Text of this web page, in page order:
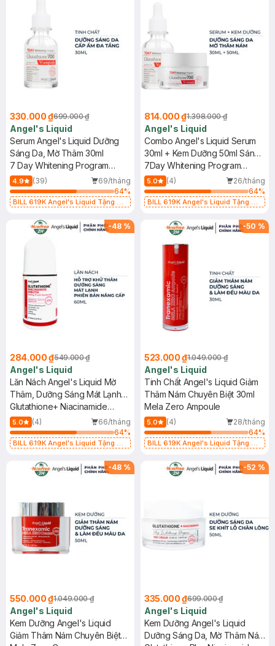
330.000 ₫699.000 ₫
Angel's Liquid
Serum Angel's Liquid Dưỡng
Sáng Da, Mờ Thâm 30ml
7 Day Whitening Program
Glutathione 700 V Ampoule
4.9 (39)
69/tháng
64%
BILL 619K Angel's Liquid Tặng 01
Sáng Da 30g (SL có hạn)
814.000 ₫1.398.000 ₫
Angel's Liquid
Combo Angel's Liquid Serum
30ml + Kem Dưỡng 50ml Sáng
Da Chuyên Sâu
7Day Whitening Program
Glutathione 700 V-Ampoule &
V-Cream
5.0 (4)
26/tháng
64%
BILL 619K Angel's Liquid Tặng 01
Sáng Da 30g (SL có hạn)
-48 %
284.000 ₫549.000 ₫
Angel's Liquid
Lăn Nách Angel's Liquid Mờ
Thâm, Dưỡng Sáng Mát Lạnh
60ml
Glutathione+ Niacinamide
Arbutin Cooling Fresh
Deodorant
5.0 (4)
66/tháng
64%
BILL 619K Angel's Liquid Tặng 01
Sáng Da 30g (SL có hạn)
-50 %
523.000 ₫1.049.000 ₫
Angel's Liquid
Tinh Chất Angel's Liquid Giảm
Thâm Nám Chuyên Biệt 30ml
Mela Zero Ampoule
5.0 (4)
28/tháng
64%
BILL 619K Angel's Liquid Tặng 01
Sáng Da 30g (SL có hạn)
-48 %
550.000 ₫1.049.000 ₫
Angel's Liquid
Kem Dưỡng Angel's Liquid
Giảm Thâm Nám Chuyên Biệt
-52 %
335.000 ₫699.000 ₫
Angel's Liquid
Kem Dưỡng Angel's Liquid
Dưỡng Sáng Da, Mờ Thâm Nám